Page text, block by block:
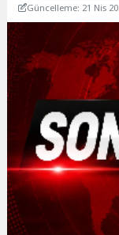
Güncelleme: 21 Nis